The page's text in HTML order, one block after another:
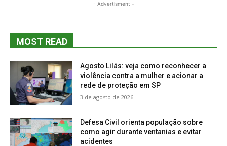
- Advertisment -
MOST READ
Agosto Lilás: veja como reconhecer a
violência contra a mulher e acionar a
rede de proteção em SP
3 de agosto de 2026
Defesa Civil orienta população sobre
como agir durante ventanias e evitar
acidentes